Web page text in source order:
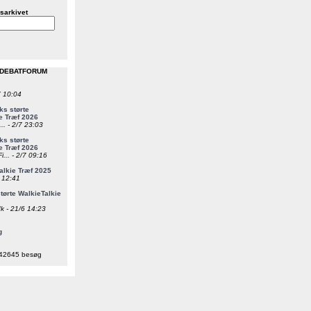
10:04
størte
Træf 2026
- 2/7 23:03
størte
Træf 2026
- 2/7 09:16
Træf 2025
WalkieTalkie
- 21/6 14:23
besøg